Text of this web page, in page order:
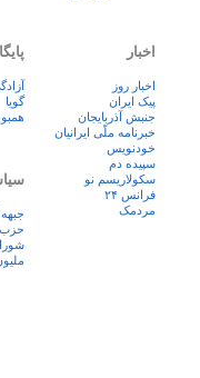
اخبار
اخبار روز
پيک ايران
جنبش آذربایجان
خبرنامه ملّی ایرانیان
خودنویس
سپیده دم
سکولاریسم نو
فرانس ۲۴
مردمک
گویا
حزب